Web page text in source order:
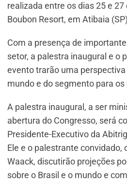
realizada entre os dias 25 e
Boubon Resort, em Atibaia
Com a presença de
setor, a palestra inaugural e o
evento trarão uma
mundo e do segmento para
A palestra inaugural, a ser
abertura do Congresso, será
Presidente-Executivo da
Ele e o palestrante convidado,
Waack, discutirão projeções
sobre o Brasil e o mundo e